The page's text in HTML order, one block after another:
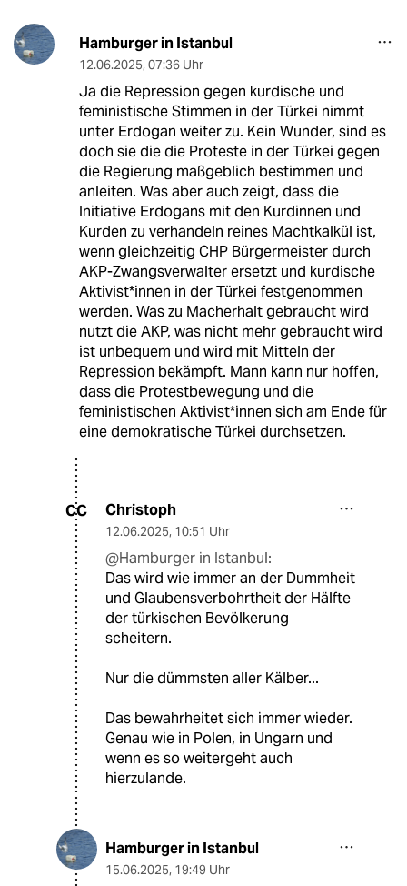
Hamburger in Istanbul
12.06.2025, 07:36 Uhr
Ja die Repression gegen kurdische und
feministische Stimmen in der Türkei nimmt
unter Erdogan weiter zu. Kein Wunder, sind es
doch sie die die Proteste in der Türkei gegen
die Regierung maßgeblich bestimmen und
anleiten. Was aber auch zeigt, dass die
Initiative Erdogans mit den Kurdinnen und
Kurden zu verhandeln reines Machtkalkül ist,
wenn gleichzeitig CHP Bürgermeister durch
AKP-Zwangsverwalter ersetzt und kurdische
Aktivist*innen in der Türkei festgenommen
werden. Was zu Macherhalt gebraucht wird
nutzt die AKP, was nicht mehr gebraucht wird
ist unbequem und wird mit Mitteln der
Repression bekämpft. Mann kann nur hoffen,
dass die Protestbewegung und die
feministischen Aktivist*innen sich am Ende für
eine demokratische Türkei durchsetzen.
CC Christoph
12.06.2025, 10:51 Uhr
@Hamburger in Istanbul:
Das wird wie immer an der Dummheit
und Glaubensverbohrtheit der Hälfte
der türkischen Bevölkerung
scheitern.
Nur die dümmsten aller Kälber...
Das bewahrheitet sich immer wieder.
Genau wie in Polen, in Ungarn und
wenn es so weitergeht auch
hierzulande.
Hamburger in Istanbul
15.06.2025, 19:49 Uhr